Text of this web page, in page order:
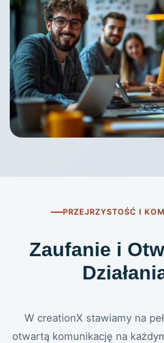
PRZEJRZYSTOŚĆ I
Zaufanie i
W creationX stawiamy na
otwartą komunikację na